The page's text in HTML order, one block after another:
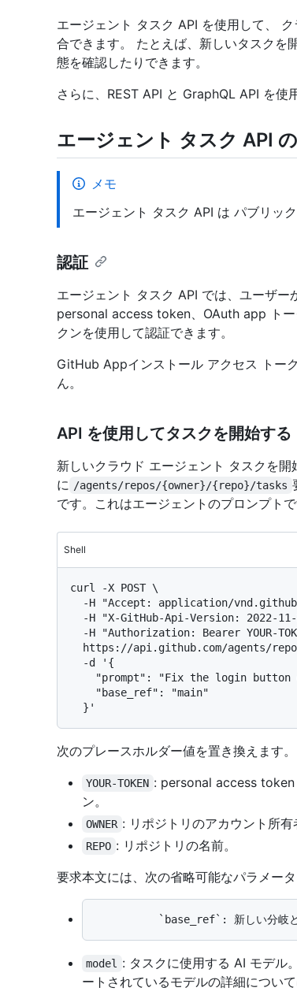
エージェント タスク API を使用して、
合できます。 たとえば、新しいタスクを
態を確認したりできます。
さらに、REST API と GraphQL API を使
エージェント タスク API
メモ
エージェント タスク API は パブリッ
認証
エージェント タスク API では、ユーザー
personal access token、OAuth app ト
クンを使用して認証できます。
GitHub Appインストール アクセス トー
ん。
API を使用してタスクを開始する
新しいクラウド エージェント タスクを開
に /agents/repos/{owner}/{repo}/tasks
です。これはエージェントのプロンプトで
Shell
curl -X POST \
次のプレースホルダー値を置き換えます。
YOUR-TOKEN : personal access token
ン。
OWNER : リポジトリのアカウント所有
REPO : リポジトリの名前。
要求本文には、次の省略可能なパラメー
model
: タスクに使用する AI モデル
ートされているモデルの詳細について